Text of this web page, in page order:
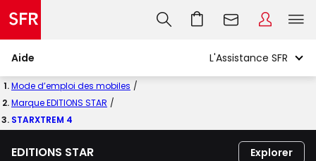
Aide
Mode d’emploi des mobiles
Marque EDITIONS STAR
STARXTREM 4
EDITIONS STAR Explorer